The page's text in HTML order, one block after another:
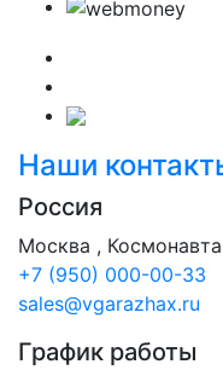
Наши
Россия
Москва ,
+7 (950) 000-00-33
sales@vgarazhax.ru
График работы